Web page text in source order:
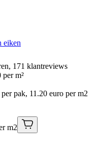
eiken
171 klantreviews
per m²
pak, 11.20 euro per m2
m2